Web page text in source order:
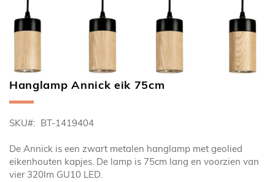
Ga
naar
begin
de
afbeeldingen-
gallerij
Hanglamp Annick eik 75cm
SKU BT-1419404
De Annick is een zwart metalen hanglamp met geolied
eikenhouten kapjes. De lamp is 75cm lang en voorzien van
vier 320lm GU10 LED.